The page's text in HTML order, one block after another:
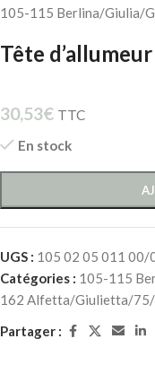
105-115 Berlina/Giulia/
Tête
30,53€ TTC
En stock
UGS : 105 02 05 011 00/
Catégories : 105-115
162 Alfetta/Giulietta/
Partager :